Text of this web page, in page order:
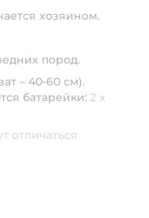
хозяином.
пород.
– 40-60 см).
батарейки: 2 x
отличаться